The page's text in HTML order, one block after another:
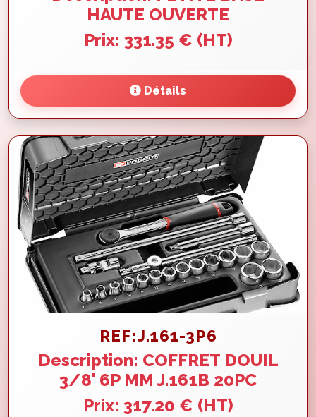
HAUTE OUVERTE
Prix: 331.35 € (HT)
Détails
REF:J.161-3P6
Description: COFFRET DOUIL
3/8' 6P MM J.161B 20PC
Prix: 317.20 € (HT)